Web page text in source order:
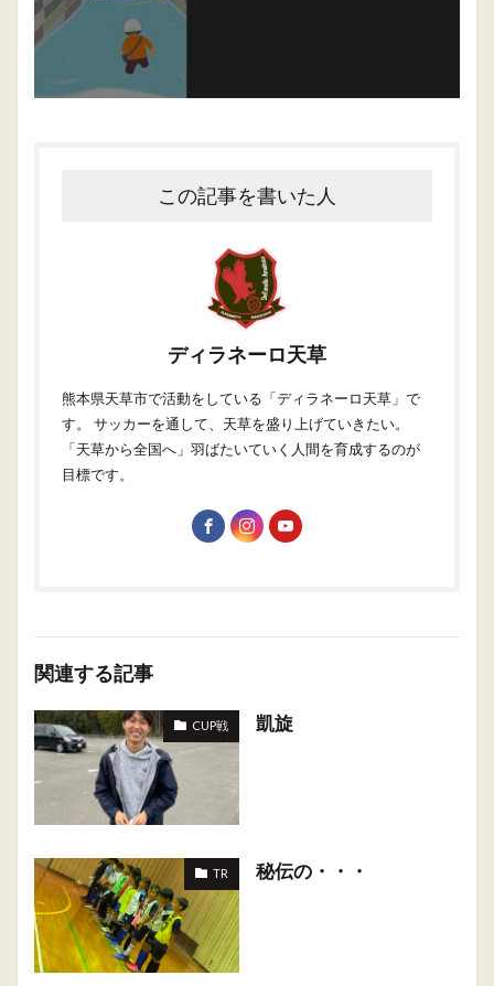
この記事を書いた人
ディラネーロ天草
熊本県天草市で活動をしている「ディラネーロ天草」で
す。 サッカーを通して、天草を盛り上げていきたい。
「天草から全国へ」羽ばたいていく人間を育成するのが
目標です。
関連する記事
CUP戦 凱旋
TR 秘伝の・・・